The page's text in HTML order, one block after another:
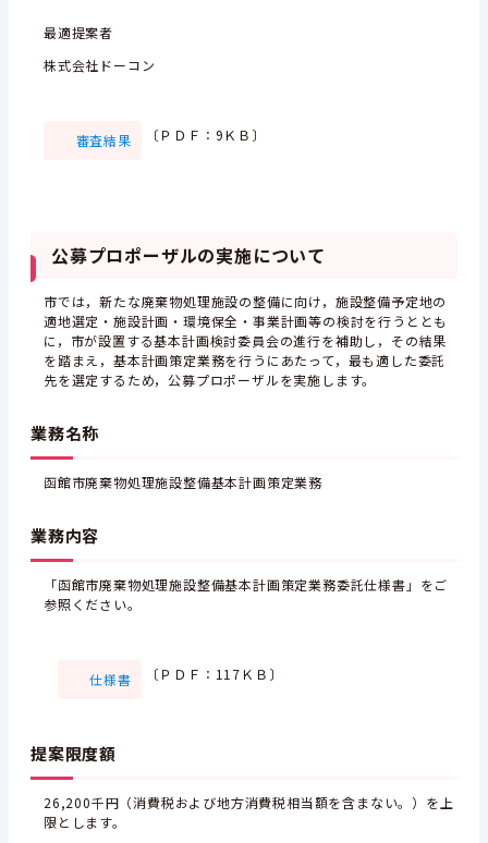
最適提案者
株式会社ドーコン
審査結果 〔ＰＤＦ：9ＫＢ〕
公募プロポーザルの実施について
市では，新たな廃棄物処理施設の整備に向け，施設整備予定地の
適地選定・施設計画・環境保全・事業計画等の検討を行うととも
に，市が設置する基本計画検討委員会の進行を補助し，その結果
を踏まえ，基本計画策定業務を行うにあたって，最も適した委託
先を選定するため，公募プロポーザルを実施します。
業務名称
函館市廃棄物処理施設整備基本計画策定業務
業務内容
「函館市廃棄物処理施設整備基本計画策定業務委託仕様書」をご
参照ください。
仕様書 〔ＰＤＦ：117ＫＢ〕
提案限度額
26,200千円（消費税および地方消費税相当額を含まない。）を上
限とします。